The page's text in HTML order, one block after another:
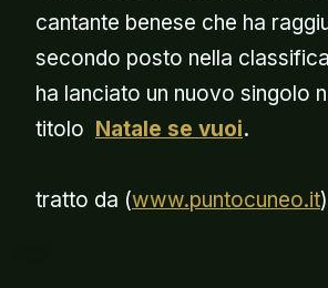
cantante benese che ha
secondo posto nella
ha lanciato un nuovo singolo
titolo Natale se vuoi.
tratto da (www.puntocuneo.it